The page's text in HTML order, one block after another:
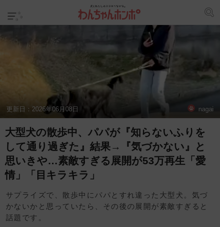
更新日： 2026年06月08日 nagai
大型犬の散歩中、パパが『知らないふりを
して通り過ぎた』結果→『気づかない』と
思いきや…素敵すぎる展開が53万再生「愛
情」「目キラキラ」
サプライズで、散歩中にパパとすれ違った大型犬。気づ
かないかと思っていたら、その後の展開が素敵すぎると
話題です。